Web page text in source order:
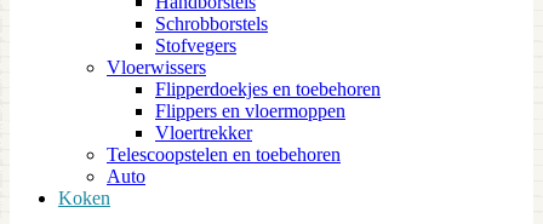
Schrobborstels
Stofvegers
Vloerwissers
Flipperdoekjes en toebehoren
Flippers en vloermoppen
Vloertrekker
Telescoopstelen en toebehoren
Auto
Koken